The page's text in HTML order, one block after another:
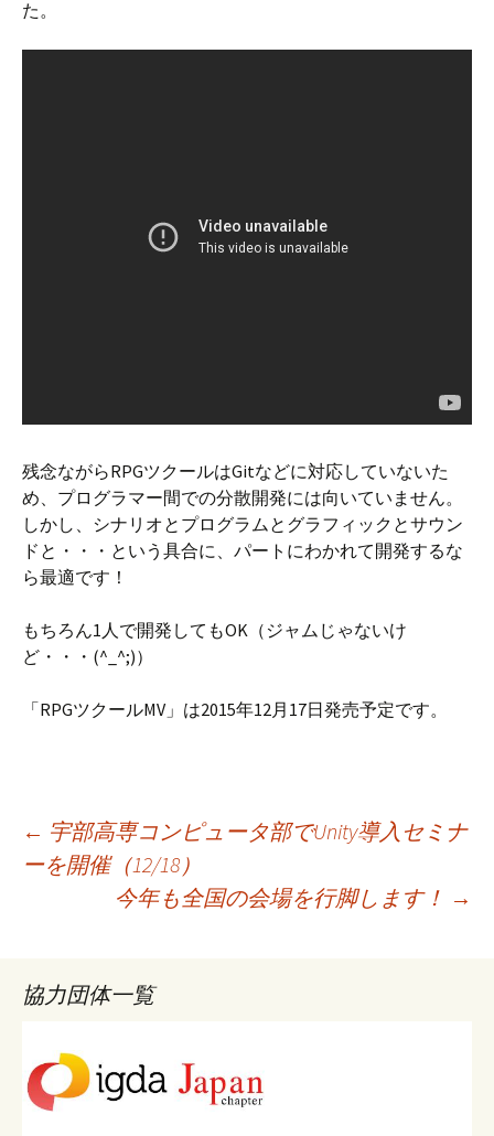
た。
残念ながらRPGツクールはGitなどに対応していないた
め、プログラマー間での分散開発には向いていません。
しかし、シナリオとプログラムとグラフィックとサウン
ドと・・・という具合に、パートにわかれて開発するな
ら最適です！
もちろん1人で開発してもOK（ジャムじゃないけ
ど・・・(^_^;)）
「RPGツクールMV」は2015年12月17日発売予定です。
投
ナ
ビ
ゲ
← 宇部高専コンピュータ部でUnity導入セミナ
ーを開催（12/18）
今年も全国の会場を行脚します！ →
協力団体一覧